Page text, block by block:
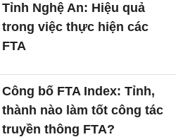
Tỉnh Nghệ An: Hiệu quả
trong việc thực hiện các
FTA
Công bố FTA Index: Tỉnh,
thành nào làm tốt công tác
truyền thông FTA?